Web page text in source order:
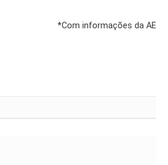
*Com informações da AE